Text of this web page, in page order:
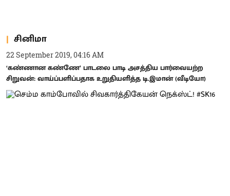
சினிமா
22 September 2019, 04:16 AM
‘கண்ணான கண்ணே’ பாடலை பாடி அசத்திய பார்வையற்ற
சிறுவன்: வாய்ப்பளிப்பதாக உறுதியளித்த டி.இமான் (வீடியோ)